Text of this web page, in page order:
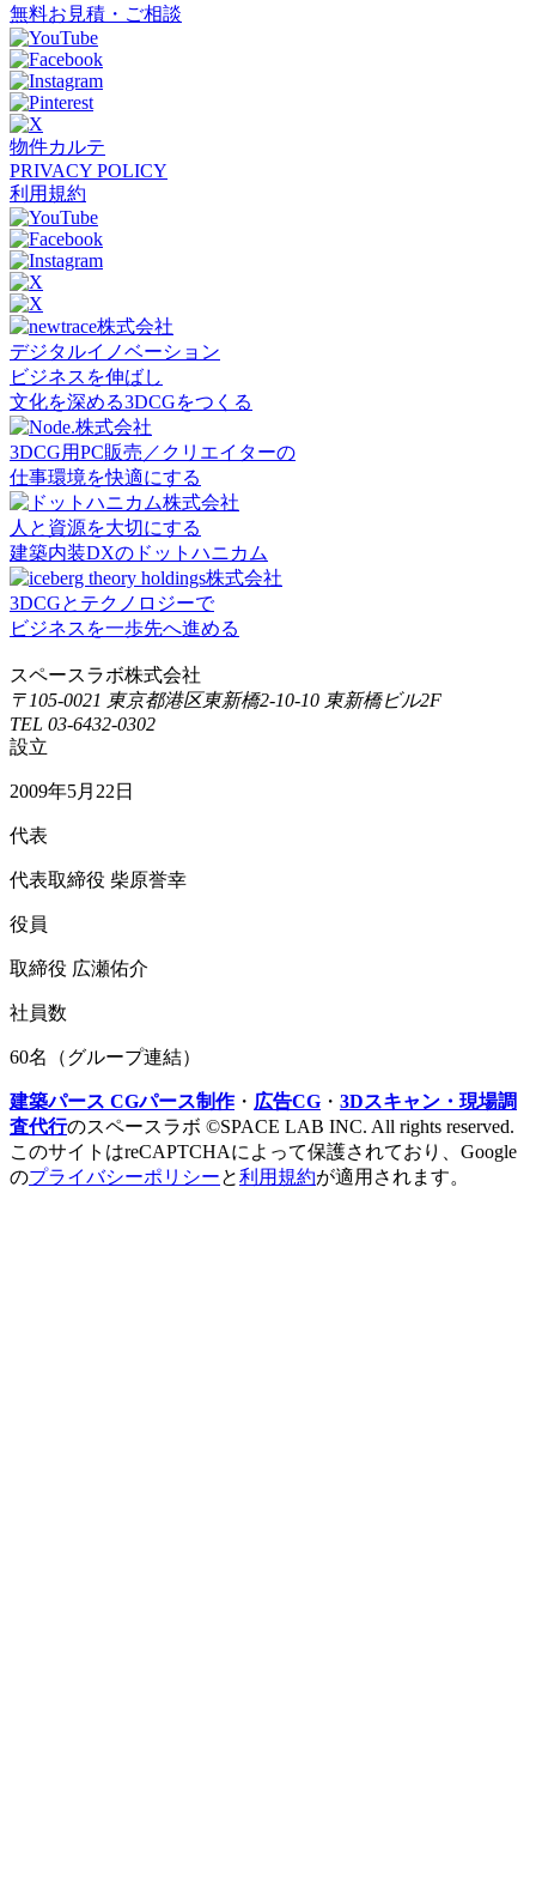
無料お見積・ご相談
物件カルテ
PRIVACY POLICY
利用規約
デジタルイノベーション
ビジネスを伸ばし
文化を深める3DCGをつくる
3DCG用PC販売／クリエイターの
仕事環境を快適にする
人と資源を大切にする
建築内装DXのドットハニカム
3DCGとテクノロジーで
ビジネスを一歩先へ進める
スペースラボ株式会社
〒105-0021 東京都港区東新橋2-10-10 東新橋ビル2F
TEL 03-6432-0302
設立
2009年5月22日
代表
代表取締役 柴原誉幸
役員
取締役 広瀬佑介
社員数
60名（グループ連結）
建築パース CGパース制作・ 広告CG ・ 3Dスキャン・現場調
査代行のスペースラボ ©SPACE LAB INC. All rights reserved.
このサイトはreCAPTCHAによって保護されており、Google
のプライバシーポリシーと利用規約が適用されます。